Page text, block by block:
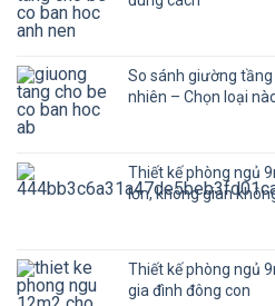
So sánh giường
nhiên – Chọn loại
Thiết kế phòng ngủ
lớn, không gian
Thiết kế phòng ngủ
gia đình đông con